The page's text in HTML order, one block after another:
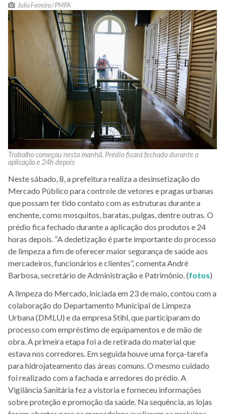
Julio Ferreira / PMPA
Trabalho começou nesta manhã. Prédio ficará fechado durante a
aplicação e 24h depois
Neste sábado, 8, a prefeitura realiza a desinsetização do
Mercado Público para controle de vetores e pragas urbanas
que possam ter tido contato com as estruturas durante a
enchente, como mosquitos, baratas, pulgas, dentre outras. O
prédio fica fechado durante a aplicação dos produtos e 24
horas depois. “A dedetização é parte importante do processo
de limpeza a fim de oferecer maior segurança de saúde aos
mercadeiros, funcionários e clientes”, comenta André
Barbosa, secretário de Administração e Patrimônio. (fotos)
A limpeza do Mercado, iniciada em 23 de maio, contou com a
colaboração do Departamento Municipal de Limpeza
Urbana (DMLU) e da empresa Stihl, que participaram do
processo com empréstimo de equipamentos e de mão de
obra. A primeira etapa foi a de retirada do material que
estava nos corredores. Em seguida houve uma força-tarefa
para hidrojateamento das áreas comuns. O mesmo cuidado
foi realizado com a fachada e arredores do prédio. A
Vigilância Sanitária fez a vistoria e forneceu informações
sobre proteção e promoção da saúde. Na sequência, as lojas